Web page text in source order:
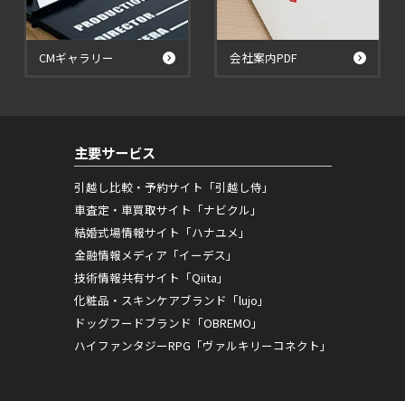
CMギャラリー 会社案内PDF
主要サービス
引越し比較・予約サイト「引越し侍」
車査定・車買取サイト「ナビクル」
結婚式場情報サイト「ハナユメ」
金融情報メディア「イーデス」
技術情報共有サイト「Qiita」
化粧品・スキンケアブランド「lujo」
ドッグフードブランド「OBREMO」
ハイファンタジーRPG「ヴァルキリーコネクト」